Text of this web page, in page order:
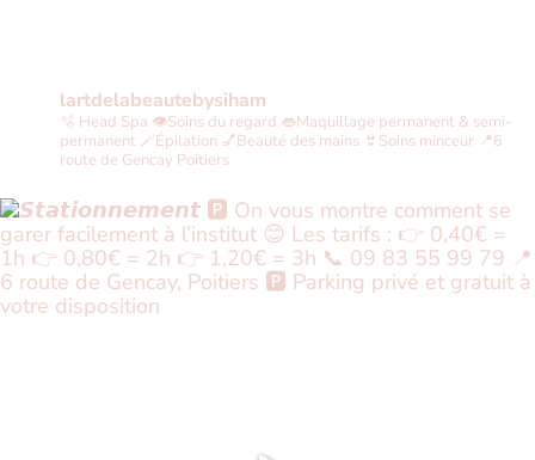
lartdelabeautebysiham
🫧 Head Spa 👁Soins du regard 👄Maquillage permanent & semi-
permanent 🪄Épilation 💅Beauté des mains 👙Soins minceur
📍6
route de Gencay Poitiers